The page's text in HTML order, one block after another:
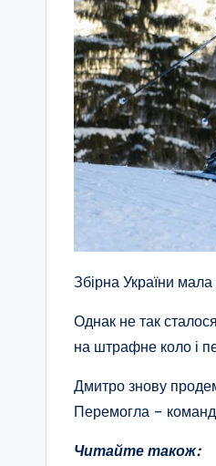
Збірна України
Однак не так
на штрафне коло і
Дмитро знову
Перемогла –
Читайте також: